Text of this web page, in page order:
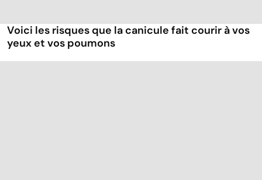
Voici les risques que la canicule fait courir à vos
yeux et vos poumons